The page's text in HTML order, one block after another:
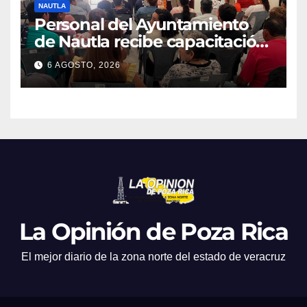
NAUTLA
Personal del Ayuntamiento
de Nautla recibe capacitación
en atención a emergencias
6 AGOSTO, 2026
La Opinión de Poza Rica
El mejor diario de la zona norte del estado de veracruz